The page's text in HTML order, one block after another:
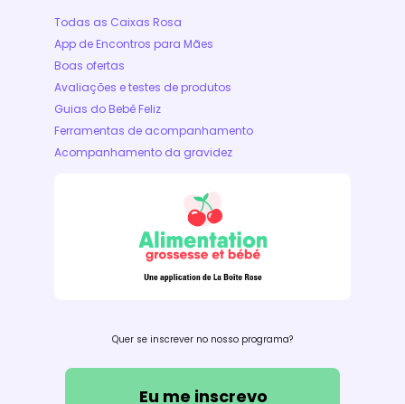
Todas as Caixas Rosa
App de Encontros para Mães
Boas ofertas
Avaliações e testes de produtos
Guias do Bebê Feliz
Ferramentas de acompanhamento
Acompanhamento da gravidez
Quer se inscrever no nosso programa?
Eu me inscrevo